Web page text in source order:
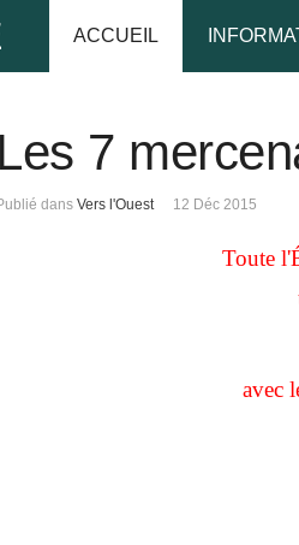
ACCUEIL
Les 7
dans Vers l'Ouest 12 Déc 2015
Toute
avec